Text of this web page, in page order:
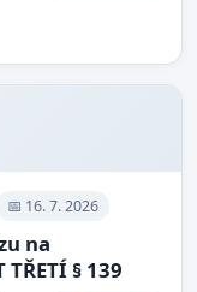
📅 16. 7. 2026
na
§ 139